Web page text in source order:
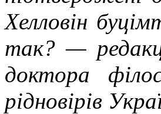
Хелловін
так? —
доктора
рідновірів